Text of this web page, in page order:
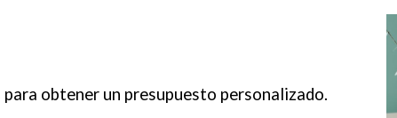
obtener un presupuesto personalizado.